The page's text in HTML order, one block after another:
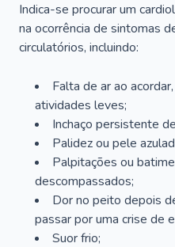
Indica-se procurar um
na ocorrência de sintomas
circulatórios, incluindo:
Falta de ar ao
atividades leves;
Inchaço persistente
Palidez ou pele
Palpitações ou
descompassados;
Dor no peito depois
passar por uma crise de
Suor frio;